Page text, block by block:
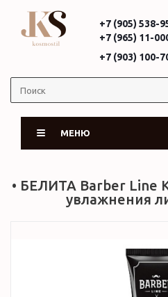
+7 (905) 538-
+7 (965) 11-
+7 (903) 100-
МЕНЮ
• БЕЛИТА Barber Line
увлажнения